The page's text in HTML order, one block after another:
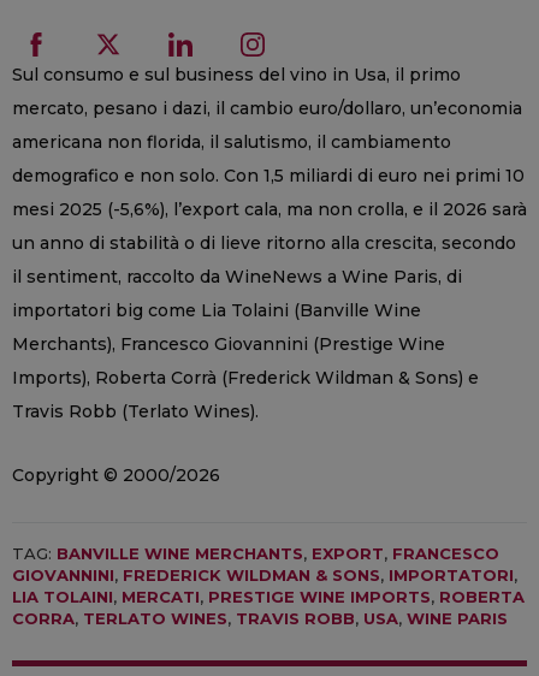
Sul consumo e sul business del vino in Usa, il primo
mercato, pesano i dazi, il cambio euro/dollaro, un’economia
americana non florida, il salutismo, il cambiamento
demografico e non solo. Con 1,5 miliardi di euro nei primi 10
mesi 2025 (-5,6%), l’export cala, ma non crolla, e il 2026 sarà
un anno di stabilità o di lieve ritorno alla crescita, secondo
il sentiment, raccolto da WineNews a Wine Paris, di
importatori big come Lia Tolaini (Banville Wine
Merchants), Francesco Giovannini (Prestige Wine
Imports), Roberta Corrà (Frederick Wildman & Sons) e
Travis Robb (Terlato Wines).
Copyright © 2000/2026
TAG: BANVILLE WINE MERCHANTS, EXPORT, FRANCESCO
GIOVANNINI, FREDERICK WILDMAN & SONS, IMPORTATORI,
LIA TOLAINI, MERCATI, PRESTIGE WINE IMPORTS, ROBERTA
CORRA, TERLATO WINES, TRAVIS ROBB, USA, WINE PARIS